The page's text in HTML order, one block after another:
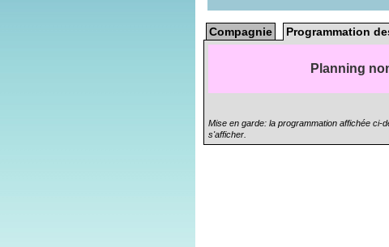
Compagnie Programmation
Planning
Mise en garde: la programmation affichée ci-
s'afficher.